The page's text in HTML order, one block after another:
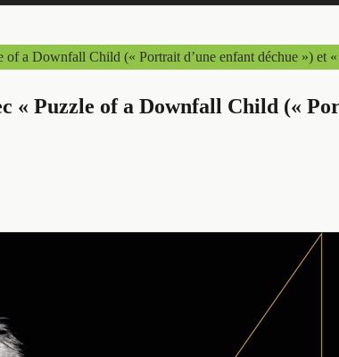
of a Downfall Child (« Portrait d’une enfant déchue ») et
« Puzzle of a Downfall Child («